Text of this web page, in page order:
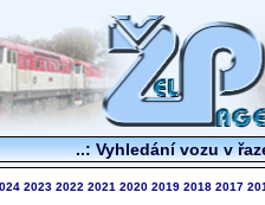
..: Vyhledání vozu v
2023 2022 2021 2020 2019 2018 2017